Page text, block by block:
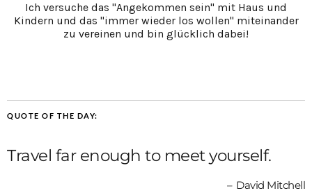
Ich versuche das "Angekommen sein" mit Haus und
Kindern und das "immer wieder los wollen" miteinander
zu vereinen und bin glücklich dabei!
QUOTE OF THE DAY:
Travel far enough to meet yourself.
David Mitchell